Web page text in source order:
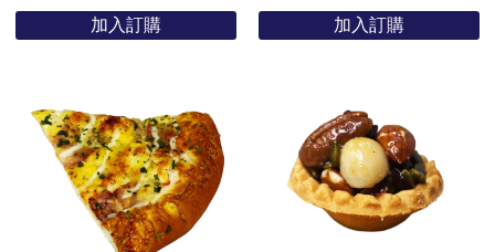
加入訂購 加入訂購